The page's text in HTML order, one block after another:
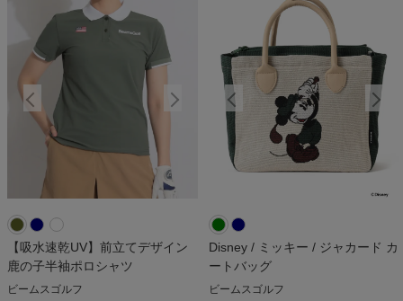
【吸水速乾UV】前立てデザイン
鹿の子半袖ポロシャツ
ビームスゴルフ
Disney / ミッキー / ジャカード カ
ートバッグ
ビームスゴルフ